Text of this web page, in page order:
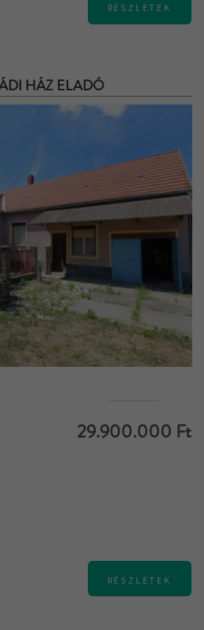
RÉSZLETEK
HÁZ ELADÓ
29.900.000 Ft
RÉSZLETEK